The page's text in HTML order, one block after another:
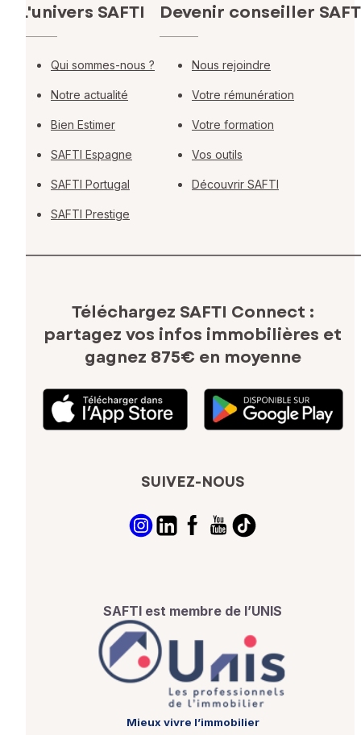
L'univers SAFTI
Qui sommes-nous ?
Notre actualité
Bien Estimer
SAFTI Espagne
SAFTI Portugal
SAFTI Prestige
Devenir conseiller
Nous rejoindre
Votre rémunération
Votre formation
Vos outils
Découvrir SAFTI
Téléchargez SAFTI Connect :
partagez vos infos immobilières et
gagnez 875€ en moyenne
SUIVEZ-NOUS
SAFTI est membre de l’UNIS
Mieux vivre l’immobilier